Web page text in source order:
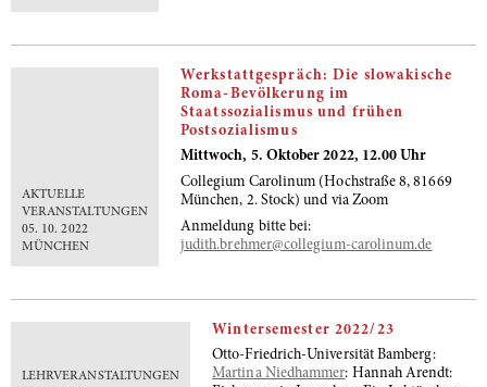
AKTUELLE
VERANSTALTUNGEN
05. 10. 2022
MÜNCHEN
Werkstattgespräch: Die slowakische
Roma-Bevölkerung im
Staatssozialismus und frühen
Postsozialismus
Mittwoch, 5. Oktober 2022, 12.00 Uhr
Collegium Carolinum (Hochstraße 8, 81669
München, 2. Stock) und via Zoom
Anmeldung bitte bei:
judith.brehmer@collegium-carolinum.de
LEHRVERANSTALTUNGEN
Wintersemester 2022/23
Otto-Friedrich-Universität Bamberg:
Martina Niedhammer: Hannah Arendt: